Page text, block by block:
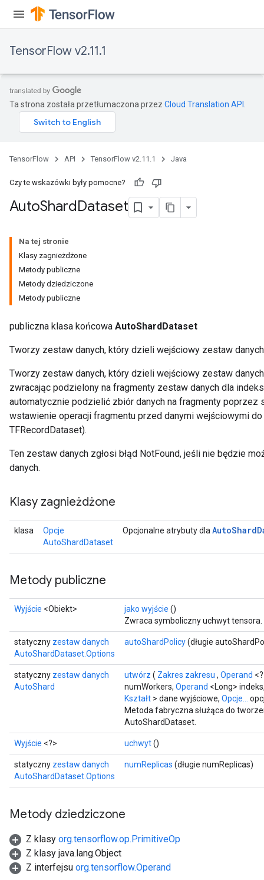
TensorFlow v2.11.1
Ta strona została przetłumaczona przez Cloud Translation API
TensorFlow API TensorFlow v2.11.1 Java
Czy te wskazówki były pomocne?
AutoShardDataset
Na tej stronie
Klasy zagnieżdżone
Metody publiczne
Metody dziedziczone
Metody publiczne
publiczna klasa końcowa AutoShardDataset
Tworzy zestaw danych, który dzieli wejściowy zestaw
Tworzy zestaw danych, który dzieli wejściowy zestaw
zwracając podzielony na fragmenty zestaw danych dla
automatycznie podzielić zbiór danych na fragmenty poprzez
wstawienie operacji fragmentu przed danymi wejściowymi
TFRecordDataset).
Ten zestaw danych zgłosi błąd NotFound, jeśli nie będzie
danych.
Klasy zagnieżdżone
klasa
Opcje
AutoShardDataset
Opcjonalne atrybuty dla AutoShard
Metody publiczne
Wyjście <Obiekt> jako wyjście ()
Zwraca symboliczny uchwyt tensora.
statyczny zestaw danych
AutoShardDataset.Options
autoShardPolicy(długie
statyczny zestaw danych
AutoShard
utwórz ( Zakres zakresu , Operand
numWorkers, Operand <Long>
Kształt > dane wyjściowe, Opcje...
Metoda fabryczna służąca do
AutoShardDataset.
Wyjście <?> uchwyt()
statyczny zestaw danych
AutoShardDataset.Options
numReplicas (długie numReplicas)
Metody dziedziczone
Z klasy org.tensorflow.op.PrimitiveOp
Z klasy java.lang.Object
Z interfejsu org.tensorflow.Operand